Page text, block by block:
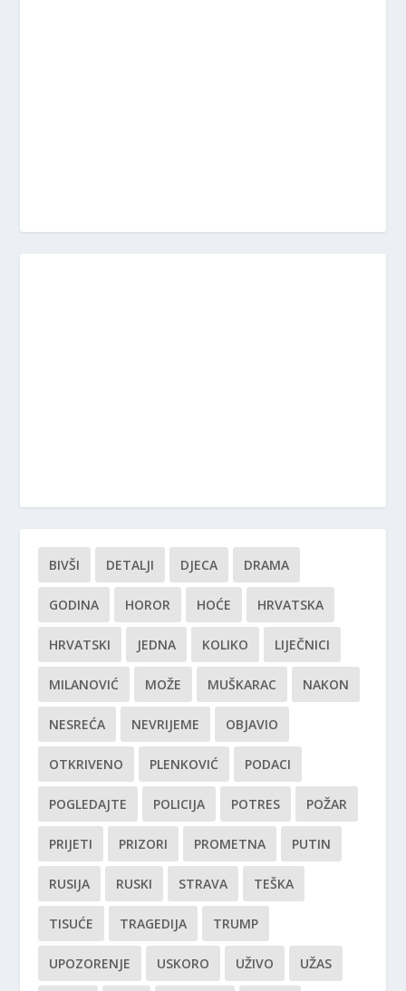
BIVŠI DETALJI DJECA DRAMA
GODINA HOROR HOĆE HRVATSKA
HRVATSKI JEDNA KOLIKO LIJEČNICI
MILANOVIĆ MOŽE MUŠKARAC NAKON
NESREĆA NEVRIJEME OBJAVIO
OTKRIVENO PLENKOVIĆ PODACI
POGLEDAJTE POLICIJA POTRES POŽAR
PRIJETI PRIZORI PROMETNA PUTIN
RUSIJA RUSKI STRAVA TEŠKA
TISUĆE TRAGEDIJA TRUMP
UPOZORENJE USKORO UŽIVO UŽAS